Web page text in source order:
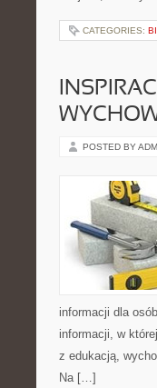
CATEGORIES:
POSTED BY
informacji dla
informacji, w
z edukacją,
Na […]